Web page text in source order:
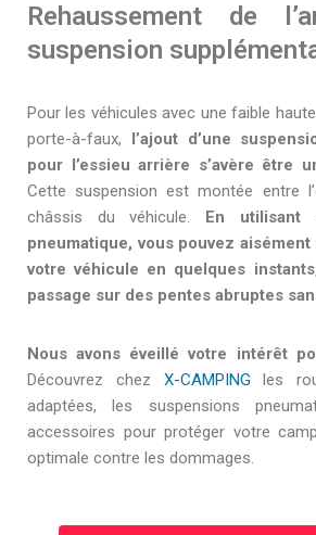
Rehaussement de
suspension
Pour les véhicules avec une faible
porte-à-faux, l’ajout d’une
pour l’essieu arrière s’avère être
Cette suspension est montée entre
châssis du véhicule. En utilisant
pneumatique, vous pouvez aisément
votre véhicule en quelques
passage sur des pentes abruptes
Nous avons éveillé votre intérêt
Découvrez chez X-CAMPING les
adaptées, les suspensions
accessoires pour protéger votre
optimale contre les dommages.